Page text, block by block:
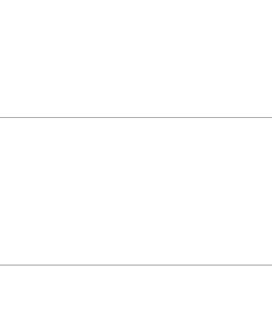
God during these five
Q&As, and access
Texas).